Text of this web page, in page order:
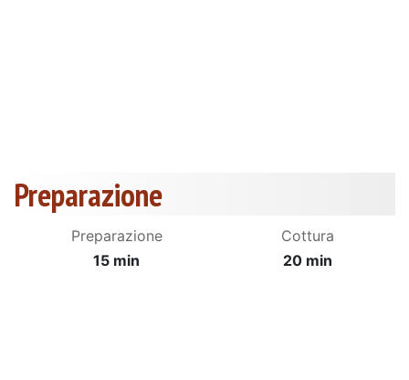
Preparazione
Preparazione
15 min
Cottura
20 min